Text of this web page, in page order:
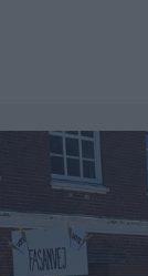
indsats,
skabe en
- Det betyder,
Efterskole
mere
undervisning
år fremover,